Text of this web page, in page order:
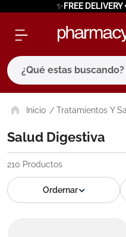
✨FREE
¿Qué estas buscando?
Tratamientos Y
Salud Digestiva
210 Productos
términos más
eucerin
2. protector solar
pilexil